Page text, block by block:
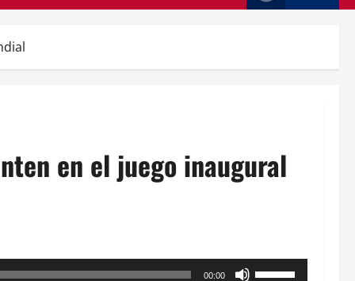
en el juego inaugural
00:00
Utiliza